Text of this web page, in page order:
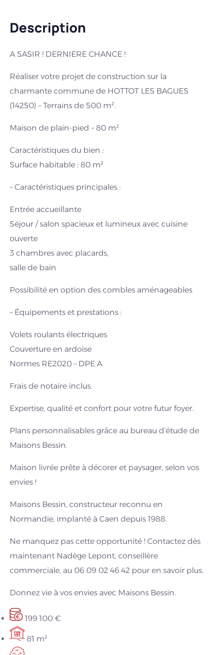
Description
A SASIR ! DERNIERE CHANCE !
Réaliser votre projet de construction sur la
charmante commune de HOTTOT LES BAGUES
(14250) – Terrains de 500 m².
Maison de plain-pied – 80 m²
Caractéristiques du bien :
Surface habitable : 80 m²
– Caractéristiques principales :
Entrée accueillante
Séjour / salon spacieux et lumineux avec cuisine
ouverte
3 chambres avec placards,
salle de bain
Possibilité en option des combles aménageables
– Équipements et prestations :
Volets roulants électriques
Couverture en ardoise
Normes RE2020 – DPE A
Frais de notaire inclus.
Expertise, qualité et confort pour votre futur foyer.
Plans personnalisables grâce au bureau d’étude de
Maisons Bessin.
Maison livrée prête à décorer et paysager, selon vos
envies !
Maisons Bessin, constructeur reconnu en
Normandie, implanté à Caen depuis 1988.
Ne manquez pas cette opportunité ! Contactez dès
maintenant Nadège Lepont, conseillère
commerciale, au 06 09 02 46 42 pour en savoir plus.
Donnez vie à vos envies avec Maisons Bessin.
199 100 €
81 m²